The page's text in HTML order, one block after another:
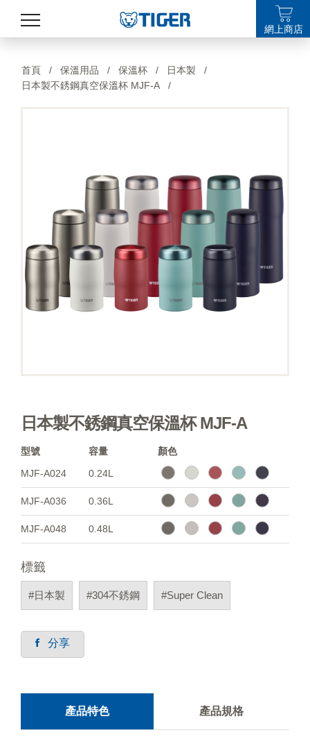
最新消息
關於我們
LANGUAGE
網上商店
首頁 / 保溫用品 / 保溫杯 / 日本製
/
日本製不銹鋼真空保溫杯 MJF-A
/
日本製不銹鋼真空保溫杯 MJF-A
型號 容量
顏色
MJF-A024
0.24L
MJF-A036 0.36L
MJF-A048 0.48L
標籤
#日本製 #304不銹鋼 #Super Clean
分享
產品特色 產品規格